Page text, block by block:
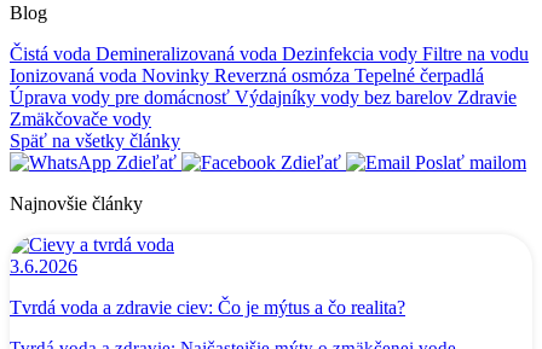
Blog
Čistá voda Demineralizovaná voda Dezinfekcia vody Filtre na vodu
Ionizovaná voda Novinky Reverzná osmóza Tepelné čerpadlá
Úprava vody pre domácnosť Výdajníky vody bez barelov Zdravie
Zmäkčovače vody
Späť na všetky články
Zdieľať
Zdieľať
Poslať mailom
Najnovšie články
3.6.2026
Tvrdá voda a zdravie ciev: Čo je mýtus a čo realita?